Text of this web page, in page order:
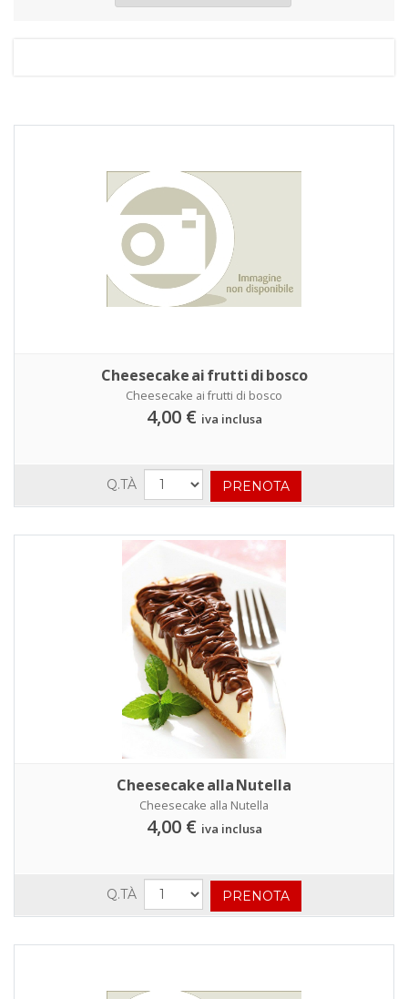
Cheesecake ai frutti di bosco
Cheesecake ai frutti di bosco
4,00 € iva inclusa
Q.TÀ
Cheesecake alla Nutella
Cheesecake alla Nutella
4,00 € iva inclusa
Q.TÀ